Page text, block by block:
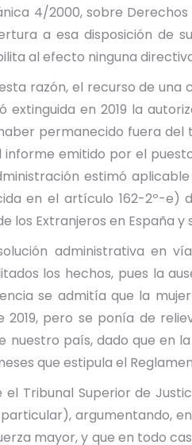
4/2000, sobre
a esa disposición de
al efecto ninguna
razón, el recurso de una
extinguida en 2019 la
permanecido fuera
informe emitido por el
estimó
en el artículo 162-2º-e)
los Extranjeros en España y
administrativa en
los hechos, pues la
se admitía que la
2019, pero se ponía de
nuestro país, dado que en
que estipula el
Tribunal Superior de
argumentando,
mayor, y que en todo